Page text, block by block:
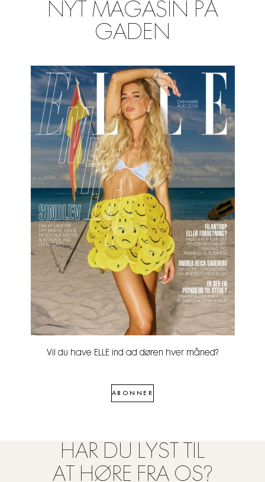
NYT MAGASIN PÅ
GADEN
Vil du have ELLE ind ad døren hver måned?
ABONNER
HAR DU LYST TIL
AT HØRE FRA OS?